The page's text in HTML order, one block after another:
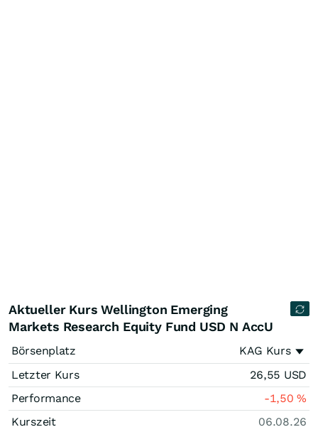
Aktueller Kurs Wellington Emerging
Markets Research Equity Fund USD N AccU
Börsenplatz
KAG Kurs
Letzter Kurs
26,55 USD
Performance
-1,50%
Kurszeit
06.08.26